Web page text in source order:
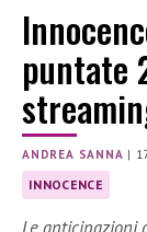
puntate
ANDREA SANNA |
INNOCENCE